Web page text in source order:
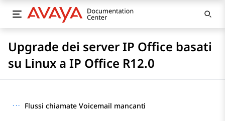
Upgrade dei server IP Office basati
su Linux a IP Office R12.0
··· Flussi chiamate Voicemail mancanti